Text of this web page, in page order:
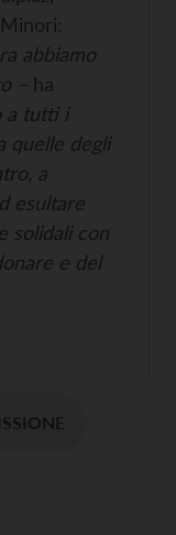
abbiamo
– ha
a tutti i
quelle degli
a
esultare
solidali con
e del